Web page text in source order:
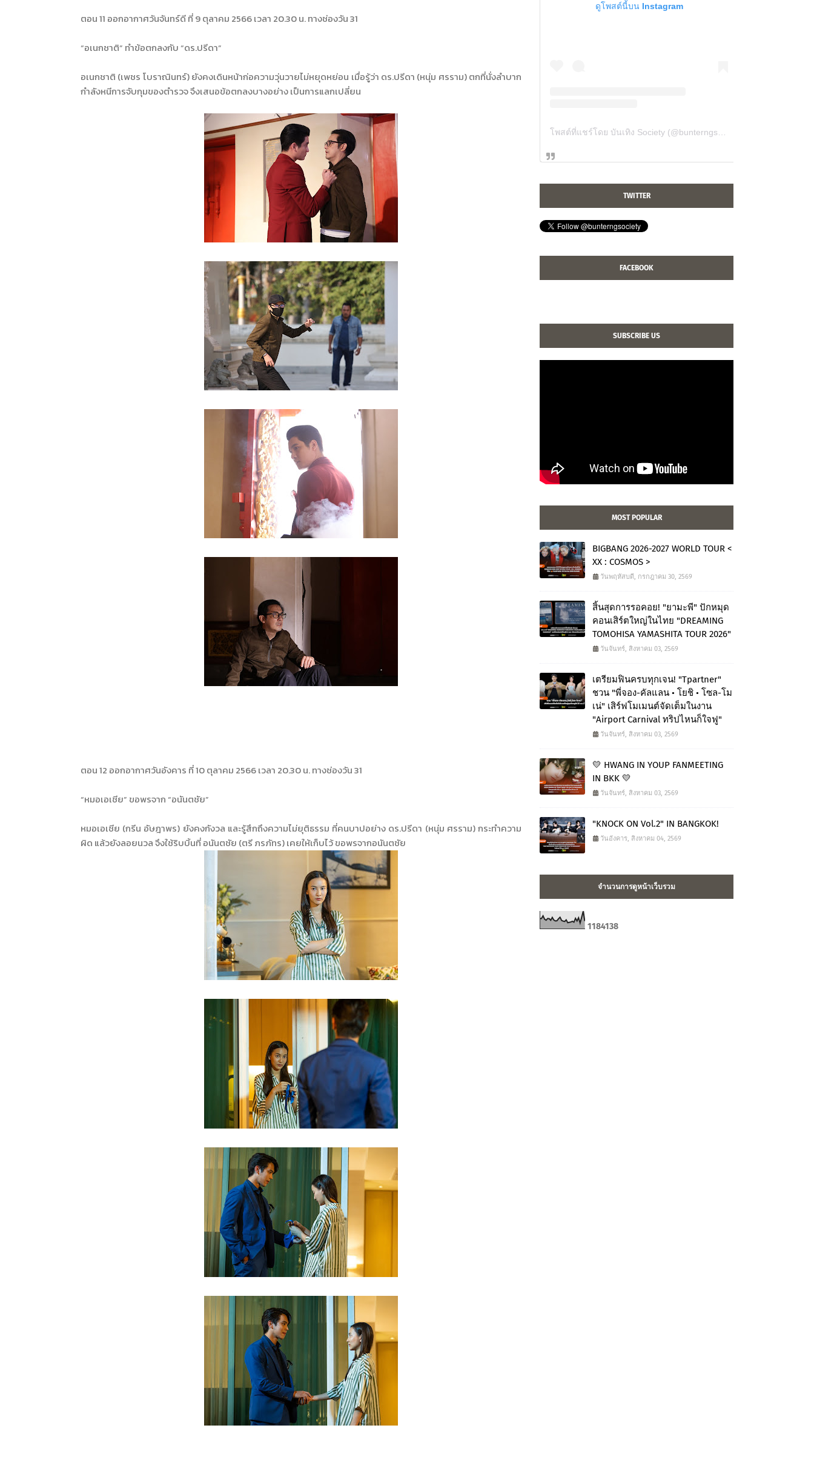
ตอน 11 ออกอากาศวันจันทร์ดี ที่ 9 ตุลาคม 2566 เวลา 20.30 น. ทางช่องวัน 31
“อเนกชาติ” ทำข้อตกลงกับ “ดร.ปรีดา”
อเนกชาติ (เพชร โบราณินทร์) ยังคงเดินหน้าก่อความวุ่นวายไม่หยุดหย่อน เมื่อรู้ว่า ดร.ปรีดา (หนุ่ม ศรราม) ตกที่นั่งลำบาก
กำลังหนีการจับกุมของตำรวจ จึงเสนอข้อตกลงบางอย่าง เป็นการแลกเปลี่ยน
ตอน 12 ออกอากาศวันอังคาร ที่ 10 ตุลาคม 2566 เวลา 20.30 น. ทางช่องวัน 31
“หมอเอเชีย” ขอพรจาก “อนันตชัย”
หมอเอเชีย (กรีน อัษฎาพร) ยังคงกังวล และรู้สึกถึงความไม่ยุติธรรม ที่คนบาปอย่าง ดร.ปรีดา (หนุ่ม ศรราม) กระทำความ
ผิด แล้วยังลอยนวล จึงใช้ริบบิ้นที่ อนันตชัย (ตรี ภรภัทร) เคยให้เก็บไว้ ขอพรจากอนันตชัย
ดูโพสต์นี้บน Instagram
TWITTER
FACEBOOK
SUBSCRIBE US
MOST POPULAR
BIGBANG 2026-2027 WORLD TOUR <
XX : COSMOS >
วันพฤหัสบดี, กรกฎาคม 30, 2569
สิ้นสุดการรอคอย! "ยามะพี" ปักหมุด
คอนเสิร์ตใหญ่ในไทย "DREAMING
TOMOHISA YAMASHITA TOUR 2026"
วันจันทร์, สิงหาคม 03, 2569
เตรียมฟินครบทุกเจน! "Tpartner"
ชวน "พี่จอง-คัลแลน • โยชิ • โซล-โม
เน่" เสิร์ฟโมเมนต์จัดเต็มในงาน
"Airport Carnival ทริปไหนก็ใจฟู"
วันจันทร์, สิงหาคม 03, 2569
💛 HWANG IN YOUP FANMEETING
IN BKK 💛
วันจันทร์, สิงหาคม 03, 2569
"KNOCK ON Vol.2" IN BANGKOK!
วันอังคาร, สิงหาคม 04, 2569
จำนวนการดูหน้าเว็บรวม
1184138